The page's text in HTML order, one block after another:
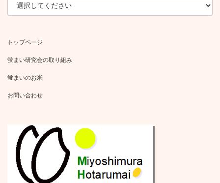
トップページ
蛍まい研究会の取り組み
蛍まいのお米
お問い合わせ